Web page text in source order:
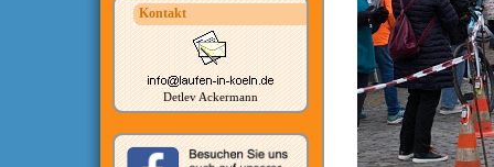
Kontakt
Detlev Ackermann